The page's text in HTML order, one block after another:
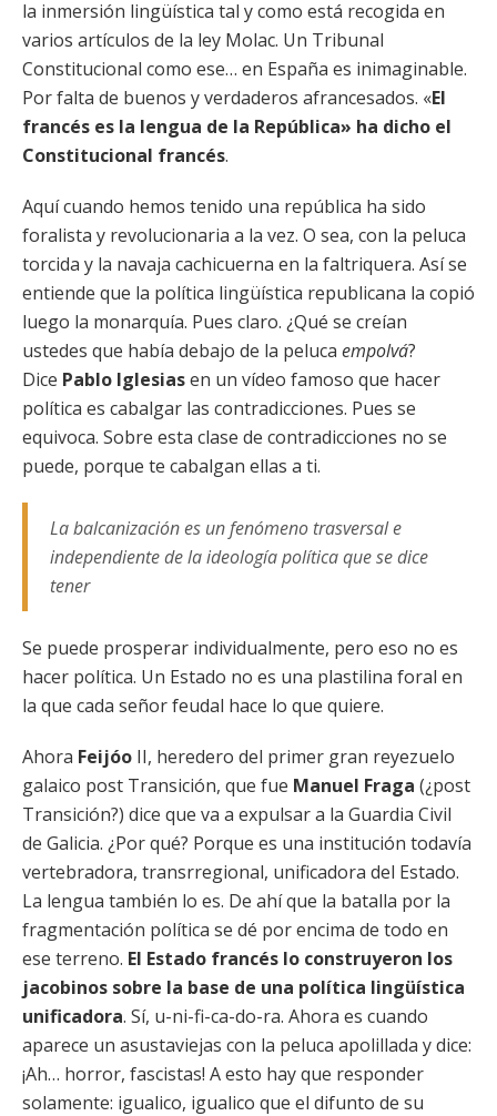
la inmersión lingüística tal y como está recogida en
varios artículos de la ley Molac. Un Tribunal
Constitucional como ese… en España es inimaginable.
Por falta de buenos y verdaderos afrancesados. «El
francés es la lengua de la República» ha dicho el
Constitucional francés.
Aquí cuando hemos tenido una república ha sido
foralista y revolucionaria a la vez. O sea, con la peluca
torcida y la navaja cachicuerna en la faltriquera. Así se
entiende que la política lingüística republicana la copió
luego la monarquía. Pues claro. ¿Qué se creían
ustedes que había debajo de la peluca empolvá?
Dice Pablo Iglesiasen un vídeo famoso que hacer
política es cabalgar las contradicciones. Pues se
equivoca. Sobre esta clase de contradicciones no se
puede, porque te cabalgan ellas a ti.
La balcanización es un fenómeno trasversal e
independiente de la ideología política que se dice
tener
Se puede prosperar individualmente, pero eso no es
hacer política. Un Estado no es una plastilina foral en
la que cada señor feudal hace lo que quiere.
Ahora Feijóo II, heredero del primer gran reyezuelo
galaico post Transición, que fue Manuel Fraga (¿post
Transición?) dice que va a expulsar a la Guardia Civil
de Galicia. ¿Por qué? Porque es una institución todavía
vertebradora, transrregional, unificadora del Estado.
La lengua también lo es. De ahí que la batalla por la
fragmentación política se dé por encima de todo en
ese terreno. El Estado francés lo construyeron los
jacobinos sobre la base de una política lingüística
unificadora. Sí, u-ni-fi-ca-do-ra. Ahora es cuando
aparece un asustaviejas con la peluca apolillada y dice:
¡Ah… horror, fascistas! A esto hay que responder
solamente: igualico, igualico que el difunto de su